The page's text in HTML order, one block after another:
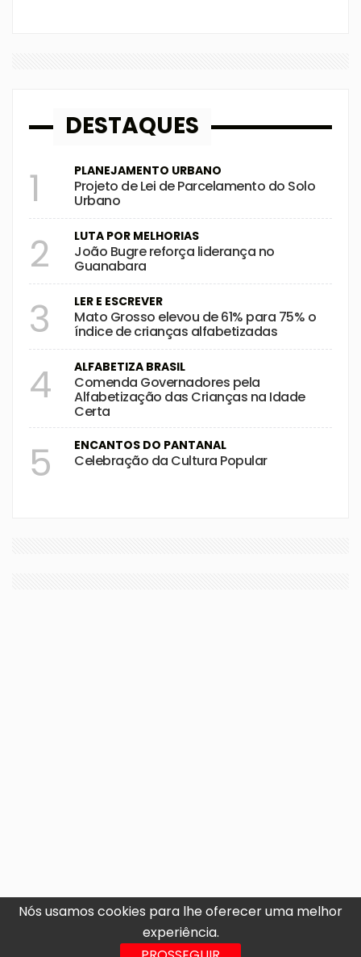
Nós usamos cookies para lhe oferecer uma melhor
experiência.
DESTAQUES
1 PLANEJAMENTO URBANO
Projeto de Lei de Parcelamento do Solo
Urbano
2 LUTA POR MELHORIAS
João Bugre reforça liderança no
Guanabara
3 LER E ESCREVER
Mato Grosso elevou de 61% para 75% o
índice de crianças alfabetizadas
4 ALFABETIZA BRASIL
Comenda Governadores pela
Alfabetização das Crianças na Idade
Certa
5 ENCANTOS DO PANTANAL
Celebração da Cultura Popular